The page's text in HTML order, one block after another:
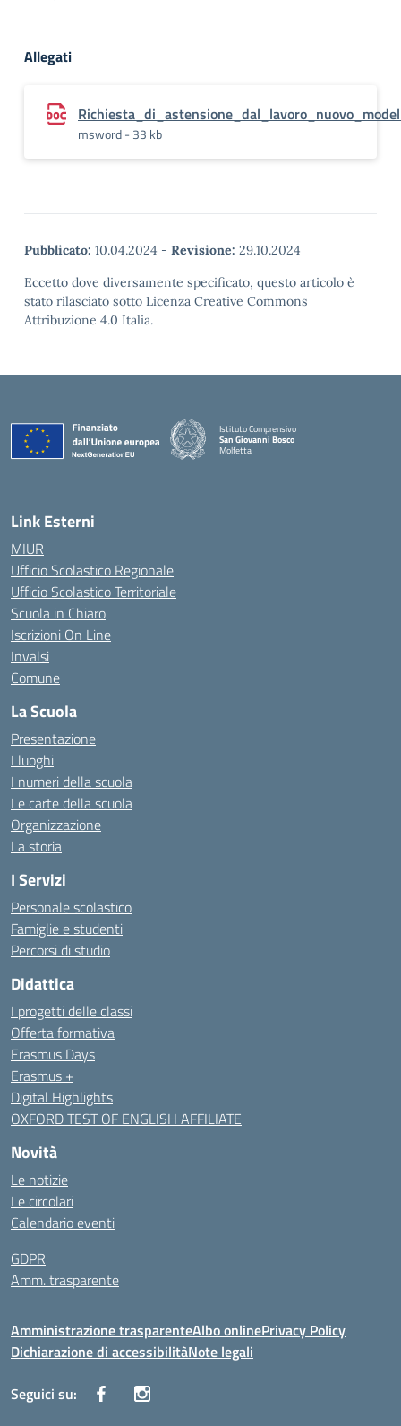
Allegati
msword - 33 kb
Pubblicato: 10.04.2024 - Revisione: 29.10.2024
Eccetto dove diversamente specificato, questo articolo è
stato rilasciato sotto Licenza Creative Commons
Attribuzione 4.0 Italia.
Istituto Comprensivo
San Giovanni Bosco
Molfetta
Link Esterni
MIUR
Ufficio Scolastico Regionale
Ufficio Scolastico Territoriale
Scuola in Chiaro
Iscrizioni On Line
Invalsi
Comune
La Scuola
Presentazione
I luoghi
I numeri della scuola
Le carte della scuola
Organizzazione
La storia
I Servizi
Personale scolastico
Famiglie e studenti
Percorsi di studio
Didattica
I progetti delle classi
Offerta formativa
Erasmus Days
Erasmus +
Digital Highlights
OXFORD TEST OF ENGLISH AFFILIATE
Novità
Le notizie
Le circolari
Calendario eventi
GDPR
Amm. trasparente
Amministrazione trasparenteAlbo onlinePrivacy Policy
Dichiarazione di accessibilitàNote legali
Seguici su: